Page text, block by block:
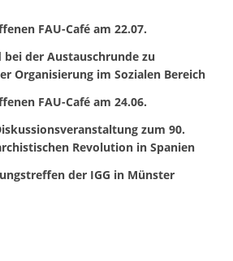
FAU-Café am 22.07.
bei der Austauschrunde zu
Organisierung im Sozialen Bereich
FAU-Café am 24.06.
zum 90.
Revolution in Spanien
der IGG in Münster